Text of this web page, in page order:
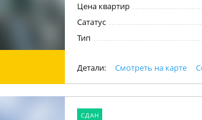
Цена квартир
Сататус
Тип
Детали: Смотреть на карте
CДАН